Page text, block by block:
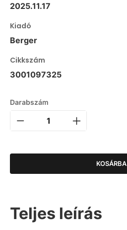
2025.11.17
Kiadó
Berger
Cikkszám
3001097325
Darabszám
KOSÁRBA
Teljes leírás